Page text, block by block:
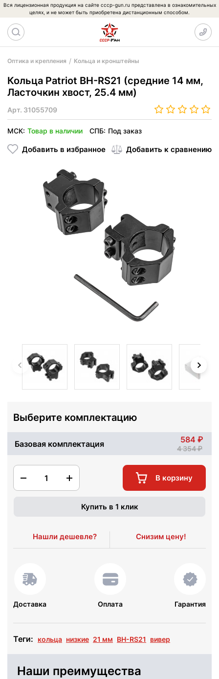
Вся лицензионная продукция на сайте cccp-gun.ru представлена в ознакомительных
целях, и не может быть приобретена дистанционным способом.
Оптика и крепления Кольца и кронштейны
Кольца Patriot BH-RS21 (средние 14 мм,
Ласточкин хвост, 25.4 мм)
Арт. 31055709
МСК: Товар в наличии СПБ: Под заказ
Добавить в избранное Добавить к сравнению
Выберите комплектацию
Базовая комплектация 584
4 354
1 В корзину
Купить в 1 клик
Нашли дешевле? Снизим цену!
Доставка Оплата Гарантия
Теги: кольца низкие 21 мм BH-RS21 вивер
Наши преимущества